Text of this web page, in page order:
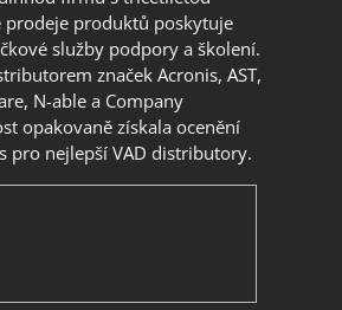
prodeje produktů poskytuje
služby podpory a školení.
značek Acronis, AST,
N-able a Company
opakovaně získala ocenění
pro nejlepší VAD distributory.